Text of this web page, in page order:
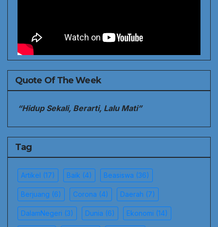
Quote Of The Week
“Hidup Sekali, Berarti, Lalu Mati”
Tag
Artikel (17) Baik (4) Beasiswa (36)
Berjuang (6) Corona (4) Daerah (7)
DalamNegeri (3) Dunia (6) Ekonomi (14)